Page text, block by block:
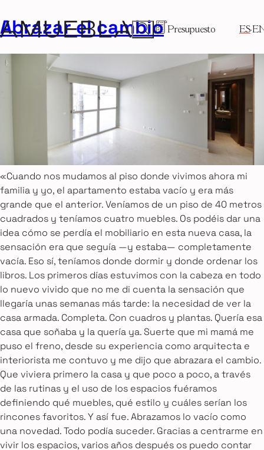
Presupuesto ES
Abrazar el cambio
«Cuando nos mudamos al piso donde vivimos ahora mi
familia y yo, el apartamento estaba vacío y era más
grande que el anterior. Veníamos de un piso de 40 metros
cuadrados y teníamos cuatro muebles. Os podéis dar una
idea cómo se perdía el mobiliario en esta nueva casa, la
sensación era que seguía —y estaba— completamente
vacía. Eso sí, teníamos donde dormir y donde ordenar los
libros. Los primeros días estuvimos con la cabeza en todo
lo nuevo vivido que no me di cuenta la sensación que
llegaría unas semanas más tarde: la necesidad de ver la
casa armada. Completa. Con cuadros y plantas. Quería esa
casa que soñaba y la quería ya. Suerte que mi mamá me
puso el freno, desde su experiencia como arquitecta e
interiorista me contuvo y me dijo que abrazara el cambio.
Que viviera primero la casa y que poco a poco, a través
de las rutinas y el uso de los espacios fuéramos
definiendo qué muebles, qué estilo y cuáles serían los
rincones favoritos. Y así fue. Abrazamos lo vacío como
una novedad. Todo podía suceder. Gracias a centrarme en
vivir los espacios, varios años después os puedo contar